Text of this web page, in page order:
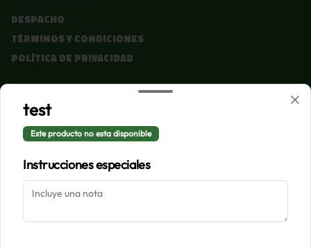
Despacho
Términos y condiciones
Política de privacidad
Redes sociales
Instagram
Facebook
Mi cuenta
Iniciar sesión
test
Este producto no esta disponible
Instrucciones especiales